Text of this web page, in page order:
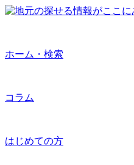
ホーム・検索
コラム
はじめての方